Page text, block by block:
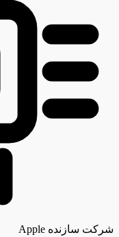
شرکت سازنده Apple